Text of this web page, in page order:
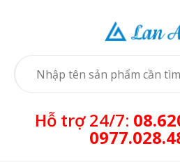
Hỗ trợ 24/7: